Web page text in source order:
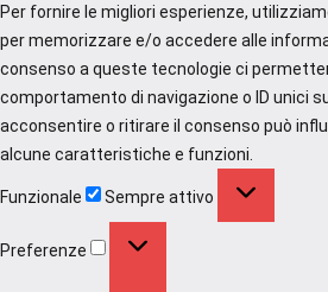
Per fornire le migliori esperienze,
per memorizzare e/o accedere alle
consenso a queste tecnologie ci
comportamento di navigazione o ID unici
acconsentire o ritirare il consenso può
alcune caratteristiche e funzioni.
Funzionale Sempre attivo
Preferenze